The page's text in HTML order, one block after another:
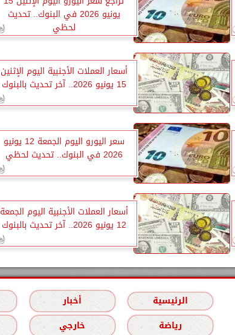
يونيو 2026 في البنوك.. تحديث
لحظي
أسعار العملات الأجنبية اليوم الإثنين
15 يونيو 2026.. آخر تحديث بالبنوك
سعر اليورو اليوم الجمعة 12 يونيو
2026 في البنوك.. تحديث لحظي
أسعار العملات الأجنبية اليوم الجمعة
12 يونيو 2026.. آخر تحديث بالبنوك
الرئيسية أخبار
رياضة
خارجي